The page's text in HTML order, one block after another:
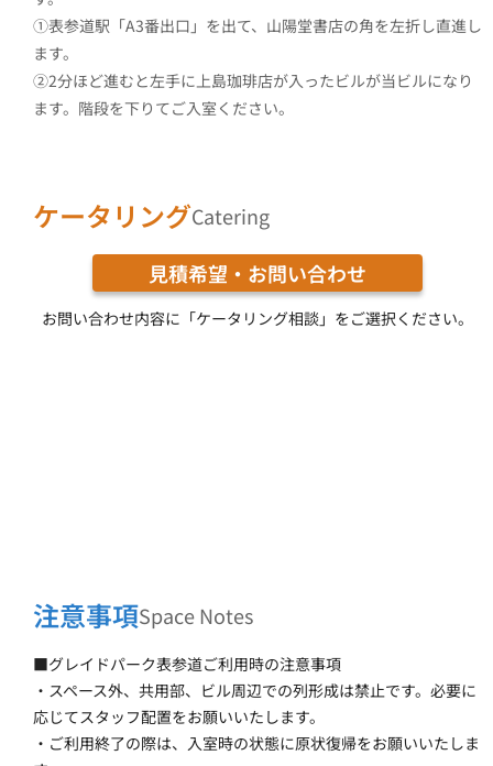
①表参道駅「A3番出口」を出て、山陽堂書店の角を左折し直進し
ます。
②2分ほど進むと左手に上島珈琲店が入ったビルが当ビルになり
ます。階段を下りてご入室ください。
ケータリングCatering
見積希望・お問い合わせ
お問い合わせ内容に「ケータリング相談」をご選択ください。
注意事項Space Notes
■グレイドパーク表参道ご利用時の注意事項
・スペース外、共用部、ビル周辺での列形成は禁止です。必要に
応じてスタッフ配置をお願いいたします。
・ご利用終了の際は、入室時の状態に原状復帰をお願いいたしま